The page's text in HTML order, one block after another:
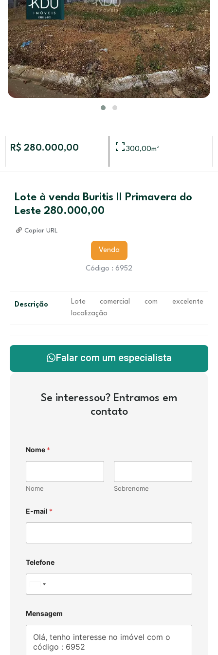
R$ 280.000,00 300,00m²
Lote à venda Buritis II Primavera do
Leste 280.000,00
Copiar URL
Venda
Código : 6952
Descrição
Lote comercial com excelente
localização
Falar com um especialista
Se interessou? Entramos em
contato
Nome *
Nome Sobrenome
E-mail *
Telefone
i
t
e
d
Mensagem